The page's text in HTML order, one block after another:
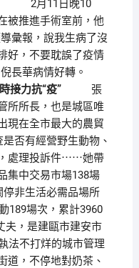
。 2月11日晚10
被推進手術室前，他
彙報，說我生病了沒
好，不要耽誤了疫情
長華病情好轉。
力抗“疫”張
所所長，也是城區唯
現在全市最大的農貿
否有經營野生動物、
處理投訴件⋯⋯她帶
集中交易市場138場
非生活必需品場所
189場次，累計3960
，是建甌市建安市
法不打烊的城市管理
道，不停地對奶茶、